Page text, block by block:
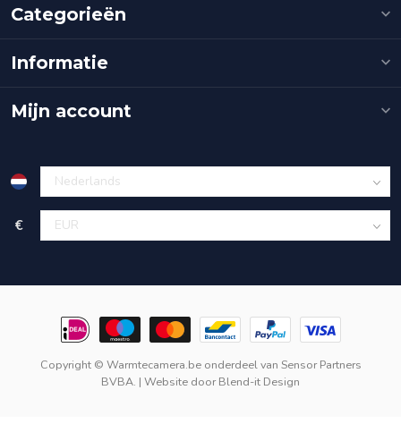
Categorieën
Informatie
Mijn account
€
Copyright © Warmtecamera.be onderdeel van Sensor Partners
BVBA. | Website doorBlend-it Design